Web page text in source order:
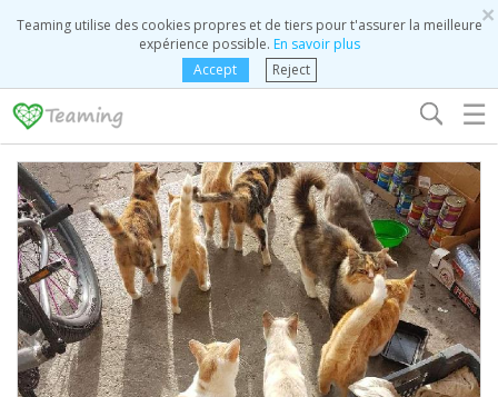
×
Teaming utilise des cookies propres et de tiers pour t'assurer la meilleure
expérience possible. En savoir plus
Accept
Reject
☰